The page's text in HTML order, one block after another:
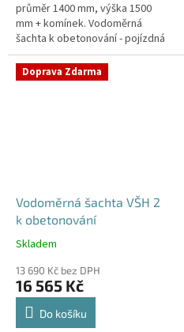
průměr 1400 mm, výška 1500
mm + komínek. Vodoměrná
šachta k obetonování - pojízdná
i pod parkovací stáníStandardní
prostupy šachty DN32 (jiné na...
Doprava Zdarma
Vodoměrná šachta VŠH 2
k obetonování
Průměrné
produktu
je
5,0
Skladem
13 690 Kč bez DPH
16 565 Kč
Do košíku